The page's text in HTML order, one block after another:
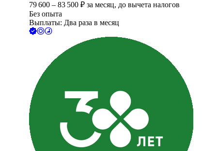
79 600 – 83 500 ₽ за месяц, до вычета налогов
Без опыта
Выплаты: Два раза в месяц